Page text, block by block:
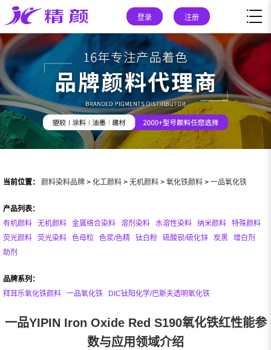
登录 注册
当前位置： 颜料染料品牌 > 化工颜料 > 无机颜料 > 氧化铁颜料 > 一品氧化铁
产品列表：
有机颜料
无机颜料 金属络合染料 溶剂染料 水溶性染料 纳米颜料
特殊颜料
荧光颜料
荧光染料 色母粒 色浆/色精 钛白粉 硫酸钡/硫化锌 炭黑
增白剂
助剂
品牌系列：
拜耳乐氧化铁颜料
一品氧化铁 DIC钛阳化学/巴斯夫透明氧化铁
一品YIPIN Iron Oxide Red S190氧化铁红性能参
数与应用领域介绍